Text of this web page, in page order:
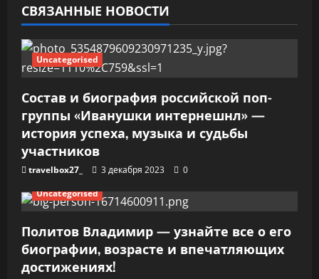
п
и
с
я
м
СВЯЗАННЫЕ НОВОСТИ
Uncategorised
Состав и биография российской поп-
группы «Иванушки интернешнл» —
история успеха, музыка и судьбы
участников
travelbox27_ 3 декабря 2023
0
Uncategorised
Политов Владимир — узнайте все о его
биографии, возрасте и впечатляющих
достижениях!